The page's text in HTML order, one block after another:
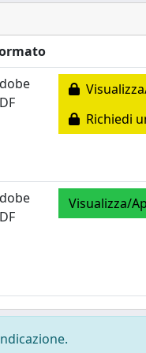
Richiedi
Visualizza/